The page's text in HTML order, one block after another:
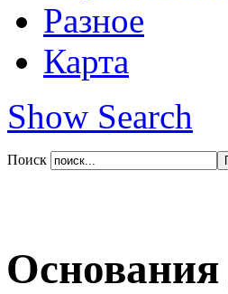
Разное
Карта
Show Search
Поиск
Основания